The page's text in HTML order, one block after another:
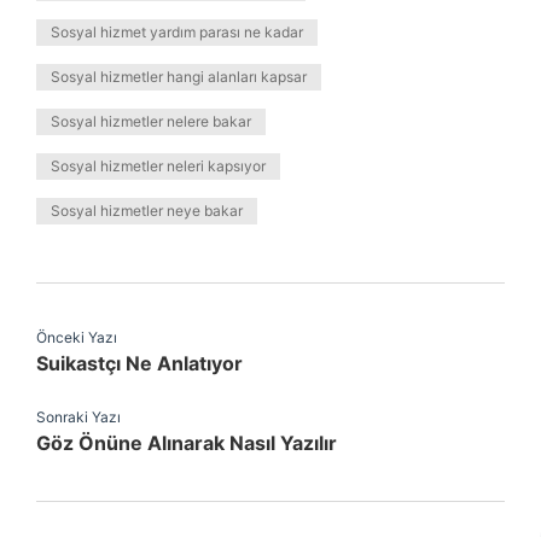
Sosyal hizmet yardım parası ne kadar
Sosyal hizmetler hangi alanları kapsar
Sosyal hizmetler nelere bakar
Sosyal hizmetler neleri kapsıyor
Sosyal hizmetler neye bakar
Önceki Yazı
Suikastçı Ne Anlatıyor
Sonraki Yazı
Göz Önüne Alınarak Nasıl Yazılır